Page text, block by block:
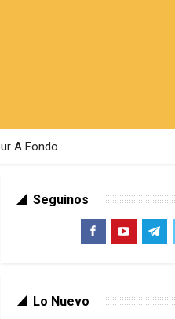
A Fondo
Seguinos
Lo Nuevo